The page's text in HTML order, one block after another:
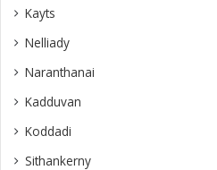
Kayts
Nelliady
Naranthanai
Kadduvan
Koddadi
Sithankerny